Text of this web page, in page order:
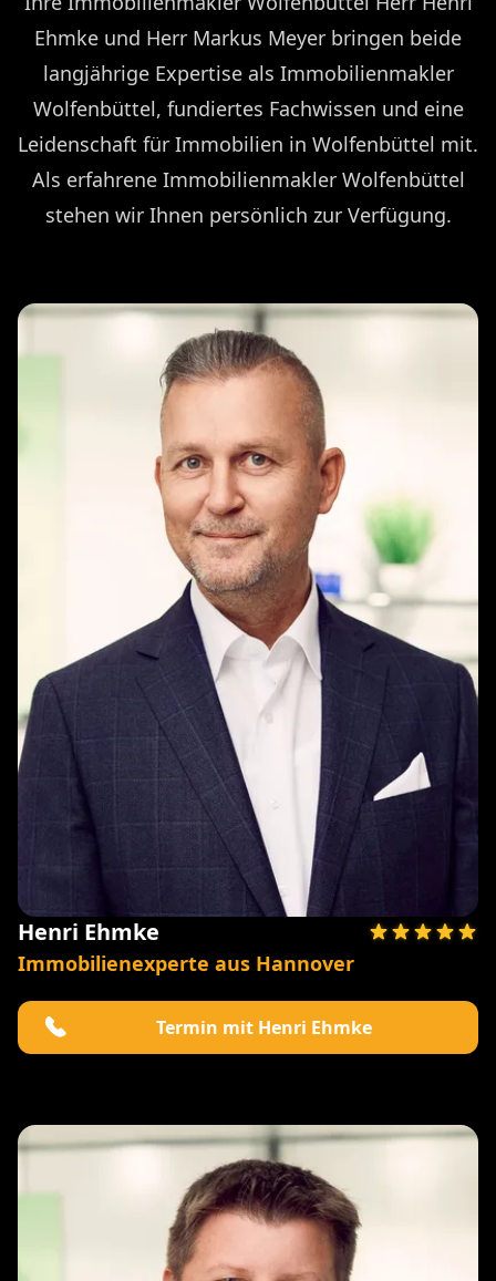
Ehmke und Herr Markus Meyer bringen beide
langjährige Expertise als Immobilienmakler
Wolfenbüttel, fundiertes Fachwissen und eine
Leidenschaft für Immobilien in Wolfenbüttel mit.
Als erfahrene Immobilienmakler Wolfenbüttel
stehen wir Ihnen persönlich zur Verfügung.
Henri Ehmke
Immobilienexperte aus Hannover
Termin mit Henri Ehmke